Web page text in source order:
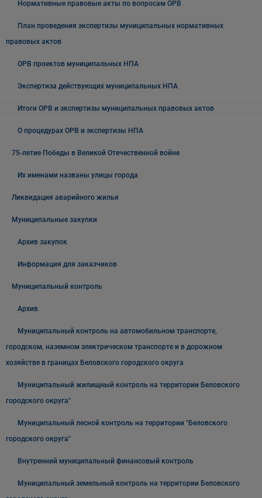
Нормативные правовые акты по вопросам ОРВ
План проведения экспертизы муниципальных нормативных
правовых актов
ОРВ проектов муниципальных НПА
Экспертиза действующих муниципальных НПА
Итоги ОРВ и экспертизы муниципальных правовых актов
О процедурах ОРВ и экспертизы НПА
75-летие Победы в Великой Отечественной войне
Их именами названы улицы города
Ликвидация аварийного жилья
Муниципальные закупки
Архив закупок
Информация для заказчиков
Муниципальный контроль
Архив
Муниципальный контроль на автомобильном транспорте,
городском, наземном электрическом транспорте и в дорожном
хозяйстве в границах Беловского городского округа
Муниципальный жилищный контроль на территории Беловского
городского округа"
Муниципальный лесной контроль на территории "Беловского
городского округа"
Внутренний муниципальный финансовый контроль
Муниципальный земельный контроль на территории Беловского